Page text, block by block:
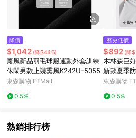
降價
$1,042 (降$446)
薰風新品羽毛球服運動外套訓練
休閑男款上裝熏風K242U-5055
東森購物 ETMall
0.5%
歷史低價
$892 (降
木林森巨
新款夏季
曬服
東森購物
0.5%
熱銷排行榜